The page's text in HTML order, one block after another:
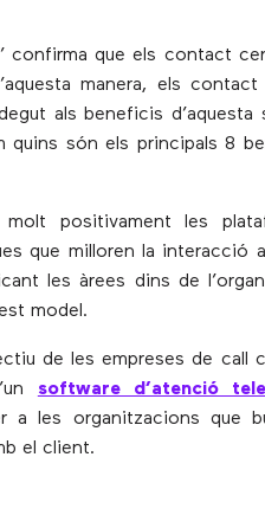
confirma que els contact
manera, els contact
als beneficis d’aquesta
quins són els principals 8
positivament les
que milloren la interacció
les àrees dins de
model.
de les empreses de call
software d’atenció
a les organitzacions que
el client.